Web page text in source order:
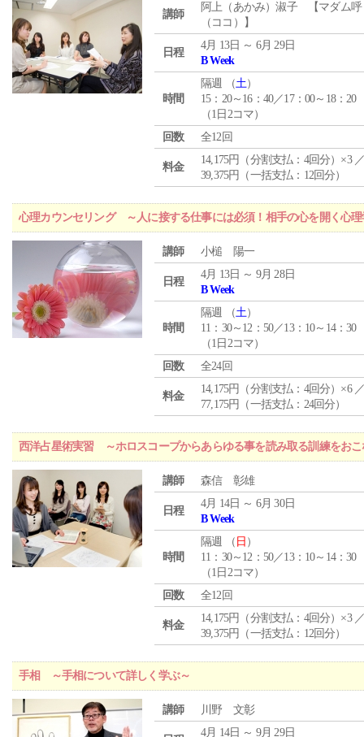
講師
阿上（あかみ）淑子 【マダム呼
（ココ）】
日程
4月 13日 ～ 6月 29日
B Week
時間
隔週 （土）
15：20～16：40／17：00～18：20
（1日2コマ）
回数
全12回
料金
14,175円（分割支払：4回分）×3
39,375円（一括支払：12回分）
心理カウンセリング ～人に接する仕事には必須！相手の心を開く心理
講師 小槌 陽一
日程
4月 13日 ～ 9月 28日
B Week
時間
隔週 （土）
11：30～12：50／13：10～14：30
（1日2コマ）
回数
全24回
料金
14,175円（分割支払：4回分）×6
77,175円（一括支払：24回分）
西洋占星術実習 ～ホロスコープからあらゆる事を読み取る訓練をおこ
講師 森信 彰雄
日程
4月 14日 ～ 6月 30日
B Week
時間
隔週 （ 日 ）
11：30～12：50／13：10～14：30
（1日2コマ）
回数
全12回
料金
14,175円（分割支払：4回分）×3
39,375円（一括支払：12回分）
手相 ～手相について詳しく学ぶ～
講師 川野 文彰
4月 14日 ～ 9月 29日